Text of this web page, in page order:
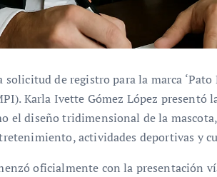
de registro para la marca
Karla Ivette Gómez López presentó
el diseño tridimensional de la
actividades deportivas y
oficialmente con la presentación